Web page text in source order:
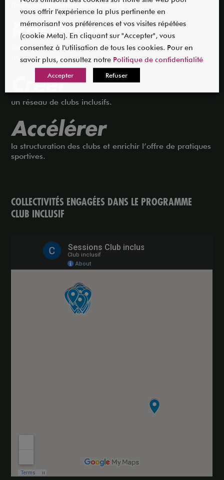
public en situation de handicap.
Rassurer
les pratiquants sur les capacités d’accueil et
d’encadrement du club.
Créer
un réseau de clubs inclusifs.
Accélérer
la structuration des clubs et enrichir l’offre de pratiques
sportives.
COLLECTIVITÉS ENGAGÉES DANS LE PROGRAMME
CLUB INCLUSIF
vous offrir l'expérience la plus pertinente en
mémorisant vos préférences et vos visites répétées
(cookie Meta). En cliquant sur "Accepter", vous
consentez à l'utilisation de tous les cookies. Pour en
savoir plus, consultez notre Politique de confidentialité
Accepter Refuser